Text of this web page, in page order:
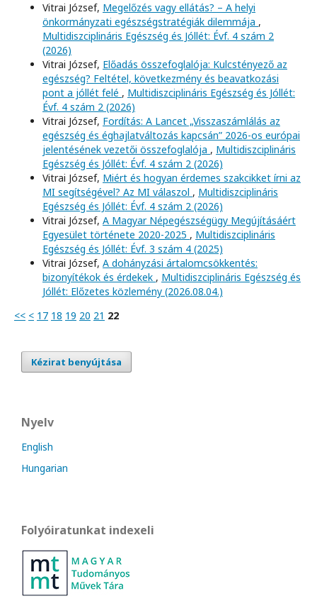
Vitrai József, Megelőzés vagy ellátás? – A helyi
önkormányzati egészségstratégiák dilemmája ,
Multidiszciplináris Egészség és Jóllét: Évf. 4 szám 2
(2026)
Vitrai József, Előadás összefoglalója: Kulcstényező az
egészség? Feltétel, következmény és beavatkozási
pont a jóllét felé , Multidiszciplináris Egészség és Jóllét:
Évf. 4 szám 2 (2026)
Vitrai József, Fordítás: A Lancet „Visszaszámlálás az
egészség és éghajlatváltozás kapcsán” 2026-os európai
jelentésének vezetői összefoglalója , Multidiszciplináris
Egészség és Jóllét: Évf. 4 szám 2 (2026)
Vitrai József, Miért és hogyan érdemes szakcikket írni az
MI segítségével? Az MI válaszol , Multidiszciplináris
Egészség és Jóllét: Évf. 4 szám 2 (2026)
Vitrai József, A Magyar Népegészségügy Megújításáért
Egyesület története 2020-2025 , Multidiszciplináris
Egészség és Jóllét: Évf. 3 szám 4 (2025)
Vitrai József, A dohányzási ártalomcsökkentés:
bizonyítékok és érdekek , Multidiszciplináris Egészség és
Jóllét: Előzetes közlemény (2026.08.04.)
<< < 17 18 19 20 21 22
Kézirat benyújtása
Nyelv
English
Hungarian
Folyóiratunkat indexeli